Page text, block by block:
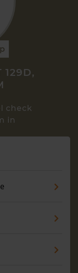
129D,
check
in